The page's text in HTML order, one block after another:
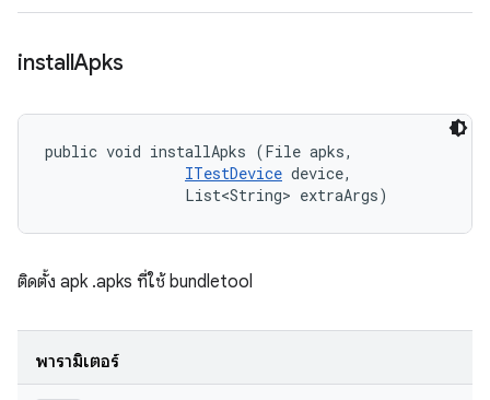
installApks
public void installApks (File apks,
ITestDevice device,
                List<String> extraArgs)
ติดตั้ง apk .apks ที่ใช้ bundletool
พารามิเตอร์